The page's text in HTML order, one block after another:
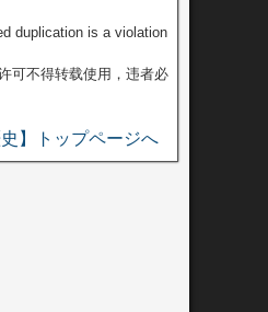
duplication is a violation
可不得转载使用，违者必
】トップページへ